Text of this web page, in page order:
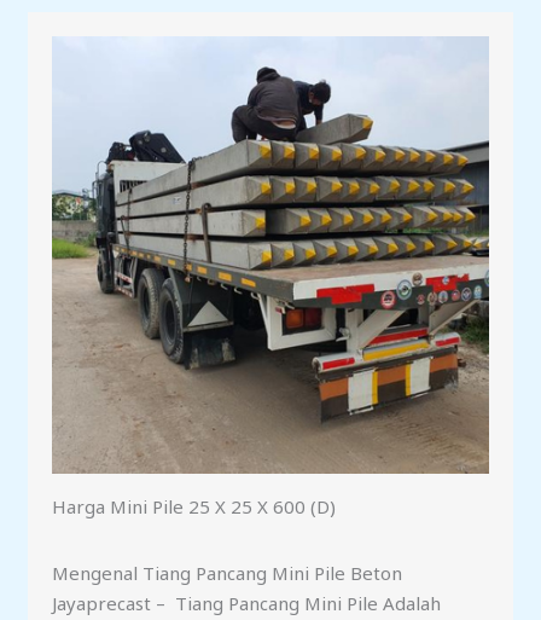
Harga Mini Pile 25 X 25 X 600 (D)
Mengenal Tiang Pancang Mini Pile Beton
Jayaprecast – Tiang Pancang Mini Pile Adalah